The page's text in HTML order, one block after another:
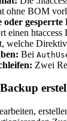
ohne BOM
oder gesperrte
einen
welche
Bei
Zwei